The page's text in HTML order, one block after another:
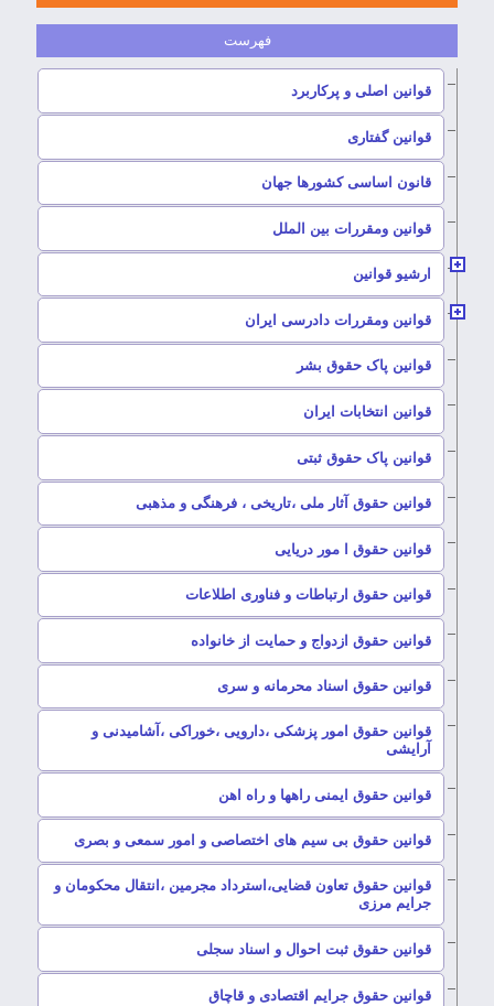
قوانین اصلی و پرکاربرد
قوانین گفتاری
قانون اساسی کشورها جهان
قوانین ومقررات بین الملل
ارشیو قوانین
قوانین ومقررات دادرسی ایران
قوانین پاک حقوق بشر
قوانین انتخابات ایران
قوانین پاک حقوق ثبتی
قوانین حقوق آثار ملی ،تاریخی ، فرهنگی و مذهبی
قوانین حقوق ا مور دریایی
قوانین حقوق ارتباطات و فناوری اطلاعات
قوانین حقوق ازدواج و حمایت از خانواده
قوانین حقوق اسناد محرمانه و سری
قوانین حقوق امور پزشکی ،دارویی ،خوراکی ،آشامیدنی و
آرایشی
قوانین حقوق ایمنی راهها و راه اهن
قوانین حقوق بی سیم های اختصاصی و امور سمعی و بصری
قوانین حقوق تعاون قضایی،استرداد مجرمین ،انتقال محکومان و
جرایم مرزی
قوانین حقوق ثبت احوال و اسناد سجلی
قوانین حقوق جرایم اقتصادی و قاچاق